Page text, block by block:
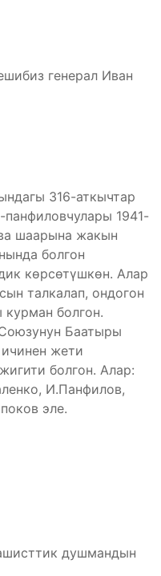
генерал Иван
316-аткычтар
1941-
шаарына жакын
болгон
көрсөтүшкөн. Алар
талкалап, ондогон
болгон.
Баатыры
жети
болгон. Алар:
И.Панфилов,
эле.
душмандын